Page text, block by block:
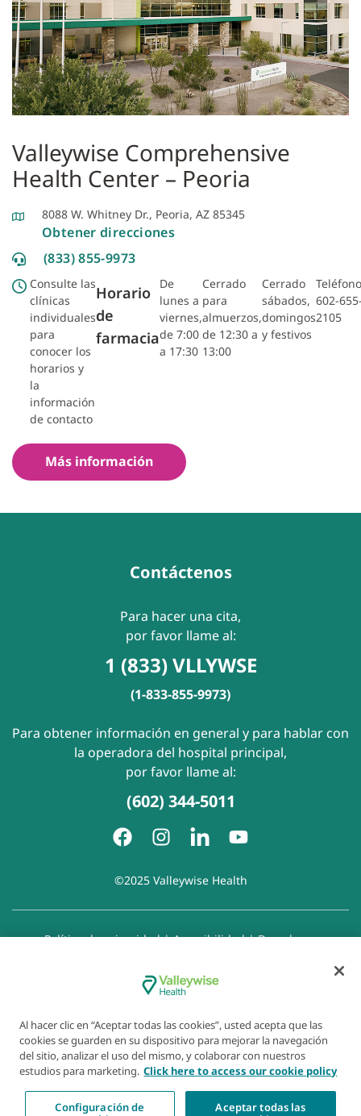
Valleywise Comprehensive
Health Center – Peoria
8088 W. Whitney Dr., Peoria, AZ 85345
Obtener direcciones
(833) 855-9973
Consulte las
clínicas
individuales
para
conocer los
horarios y
la
información
de contacto
Horario
de
farmacia
De
lunes a
viernes,
de 7:00
a 17:30
Cerrado
para
almuerzos,
de 12:30 a
13:00
Cerrado
sábados,
domingos
y festivos
602-
2105
Más información
Contáctenos
Para hacer una cita,
por favor llame al:
1 (833) VLLYWSE
(1-833-855-9973)
Para obtener información en general y para hablar con
la operadora del hospital principal,
por favor llame al:
(602) 344-5011
©2025 Valleywise Health
Política de privacidad|Accesibilidad|Derechos y
Aviso de Prohibición de la Discriminación
Exención de responsabilidad con respecto a sitios web
Al hacer clic en “Aceptar todas las cookies”, usted acepta que las
cookies se guarden en su dispositivo para mejorar la navegación
del sitio, analizar el uso del mismo, y colaborar con nuestros
estudios para marketing. Click here to access our cookie policy
Configuración de
Aceptar todas las